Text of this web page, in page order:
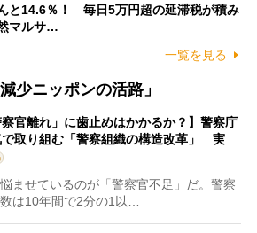
と14.6％！ 毎日5万円超の延滞税が積み
マルサ…
一覧を見る
少ニッポンの活路」
察官離れ」に歯止めはかかるか？】警察庁
で取り組む「警察組織の構造改革」 実
ませているのが「警察官不足」だ。警察
は10年間で2分の1以…